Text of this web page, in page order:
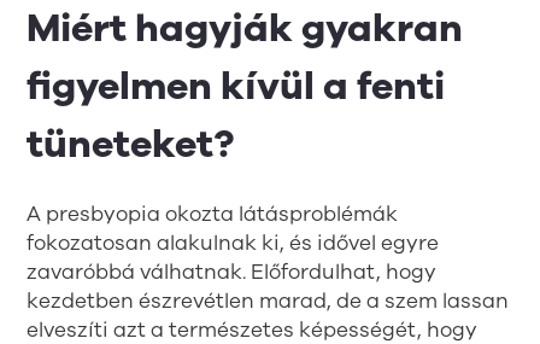
Miért hagyják gyakran
figyelmen kívül a fenti
tüneteket?
A presbyopia okozta látásproblémák
fokozatosan alakulnak ki, és idővel egyre
zavaróbbá válhatnak. Előfordulhat, hogy
kezdetben észrevétlen marad, de a szem lassan
elveszíti azt a természetes képességét, hogy